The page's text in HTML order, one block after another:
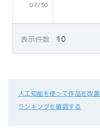
07/30
表示件数
人工知能を使って作品を改
ランキングを確認する